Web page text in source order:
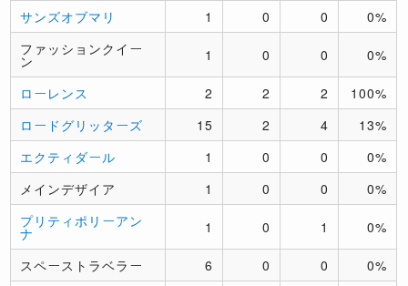
サンズオブマリ
1 0 0
0%
ファッションクイー
ン 1 0 0 0%
ローレンス 2 2 2
100%
ロードグリッターズ
15 2 4
13%
エクティダール
1 0 0
0%
メインデザイア
1 0 0
0%
プリティポリーアン
ナ 1 0 1 0%
スペーストラベラー 6 0 0
0%